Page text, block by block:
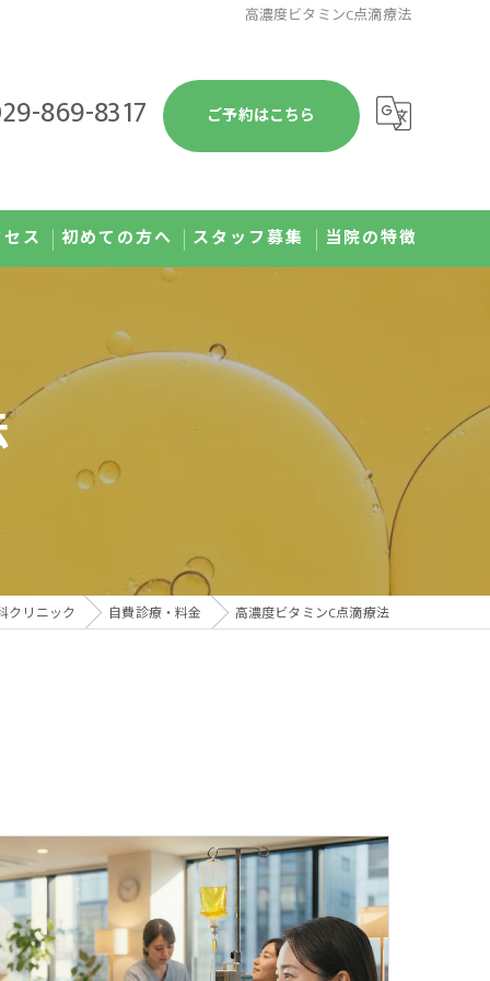
高濃度ビタミンC点滴療法
869-8317 ご予約はこちら
ス 初めての方へ スタッフ募集 当院の特徴
肥満
生活習慣病
クリニック 自費診療・料金 高濃度ビタミンC点滴療法